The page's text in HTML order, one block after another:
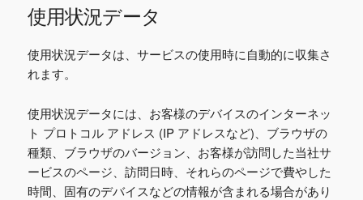
使用状況データ
使用状況データは、サービスの使用時に自動的に収集さ
れます。
使用状況データには、お客様のデバイスのインターネッ
ト プロトコル アドレス (IP アドレスなど)、ブラウザの
種類、ブラウザのバージョン、お客様が訪問した当社サ
ービスのページ、訪問日時、それらのページで費やした
時間、固有のデバイスなどの情報が含まれる場合があり